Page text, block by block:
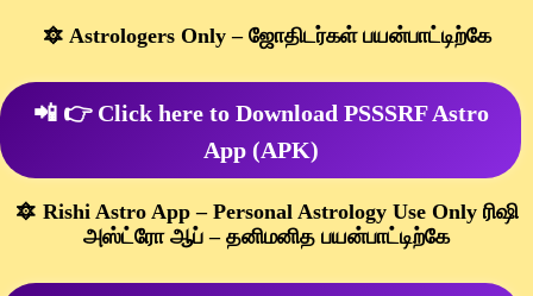
🔯 Astrologers Only – ஜோதிடர்கள் பயன்பாட்டிற்கே
📲 👉 Click here to Download PSSSRF Astro
App (APK)
🔯 Rishi Astro App – Personal Astrology Use Only ரிஷி
அஸ்ட்ரோ ஆப் – தனிமனித பயன்பாட்டிற்கே